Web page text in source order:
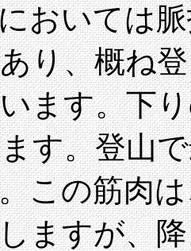
おいては
り、概ね
ます。下
す。登山
この筋肉
ますが、